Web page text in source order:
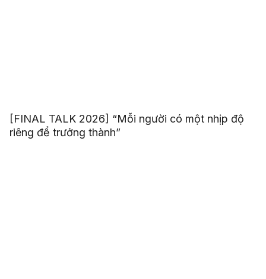
[FINAL TALK 2026] “Mỗi người có một nhịp độ
riêng để trưởng thành”